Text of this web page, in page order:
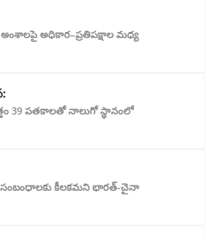
అధికార–ప్రతిపక్షాల మధ్య
39 పతకాలతో నాలుగో స్థానంలో
సంబంధాలకు కీలకమని భారత్-చైనా